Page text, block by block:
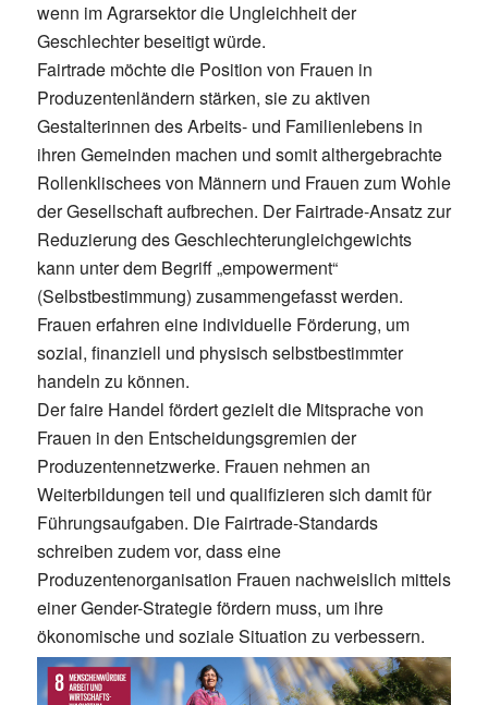
wenn im Agrarsektor die Ungleichheit der
Geschlechter beseitigt würde.
Fairtrade möchte die Position von Frauen in
Produzentenländern stärken, sie zu aktiven
Gestalterinnen des Arbeits- und Familienlebens in
ihren Gemeinden machen und somit althergebrachte
Rollenklischees von Männern und Frauen zum Wohle
der Gesellschaft aufbrechen. Der Fairtrade-Ansatz zur
Reduzierung des Geschlechterungleichgewichts
kann unter dem Begriff „empowerment“
(Selbstbestimmung) zusammengefasst werden.
Frauen erfahren eine individuelle Förderung, um
sozial, finanziell und physisch selbstbestimmter
handeln zu können.
Der faire Handel fördert gezielt die Mitsprache von
Frauen in den Entscheidungsgremien der
Produzentennetzwerke. Frauen nehmen an
Weiterbildungen teil und qualifizieren sich damit für
Führungsaufgaben. Die Fairtrade-Standards
schreiben zudem vor, dass eine
Produzentenorganisation Frauen nachweislich mittels
einer Gender-Strategie fördern muss, um ihre
ökonomische und soziale Situation zu verbessern.